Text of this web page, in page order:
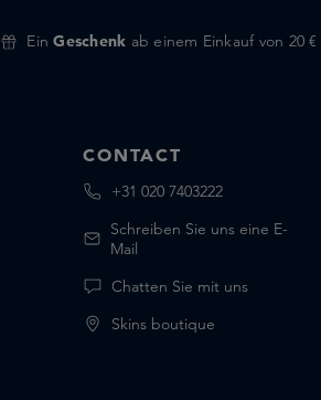
EinGeschenk ab einem Einkauf von 20 €
CONTACT
+31 020 7403222
Schreiben Sie uns eine E-
Mail
Chatten Sie mit uns
Skins boutique